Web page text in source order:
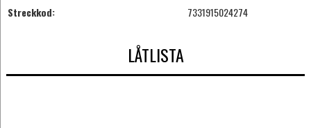
Streckkod:
7331915024274
LÅTLISTA